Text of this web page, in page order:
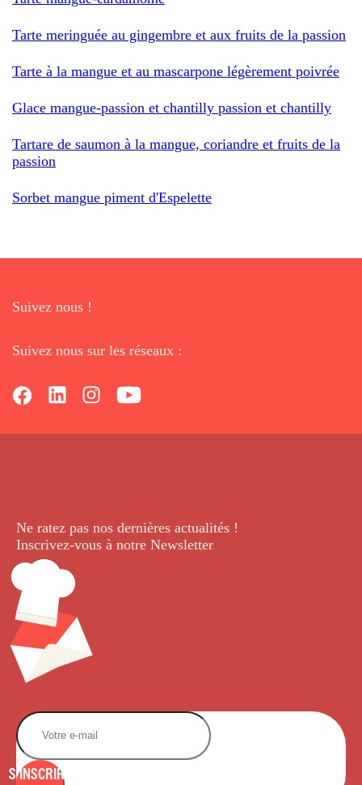
Tarte meringuée au gingembre et aux fruits de la passion
Tarte à la mangue et au mascarpone légèrement poivrée
Glace mangue-passion et chantilly passion et chantilly
Tartare de saumon à la mangue, coriandre et fruits de la
passion
Sorbet mangue piment d'Espelette
Suivez nous !
Suivez nous sur les réseaux :
Ne ratez pas nos dernières actualités !
Inscrivez-vous à notre Newsletter.
S'INSCRIRE